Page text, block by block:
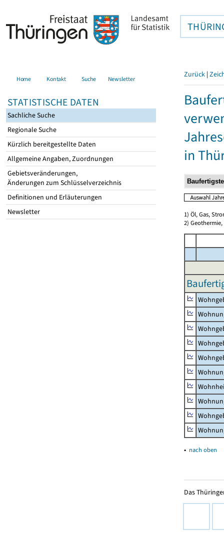
Home Kontakt Suche Newsletter
STATISTISCHE DATEN
Sachliche Suche
Regionale Suche
Kürzlich bereitgestellte Daten
Allgemeine Angaben, Zuordnungen
Gebietsveränderungen,
Änderungen zum Schlüsselverzeichnis
Definitionen und Erläuterungen
Newsletter
Zurück |
in
1) Öl, Gas,
2)
▴ nach oben
Das